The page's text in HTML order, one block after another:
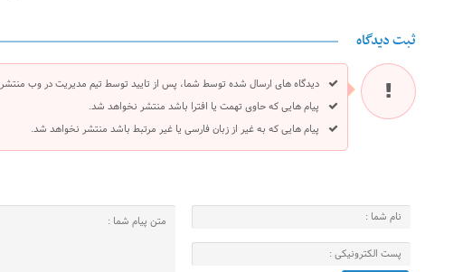
ثبت دیدگاه
دیدگاه های ارسال شده توسط شما، پس از تایید توسط تیم مدیریت در وب
پیام هایی که حاوی تهمت یا افترا باشد منتشر نخواهد شد.
پیام هایی که به غیر از زبان فارسی یا غیر مرتبط باشد منتشر نخواهد شد.